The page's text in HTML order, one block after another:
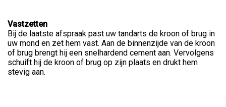
Vastzetten
Bij de laatste afspraak past uw tandarts de kroon of brug in
uw mond en zet hem vast. Aan de binnenzijde van de kroon
of brug brengt hij een snelhardend cement aan. Vervolgens
schuift hij de kroon of brug op zijn plaats en drukt hem
stevig aan.